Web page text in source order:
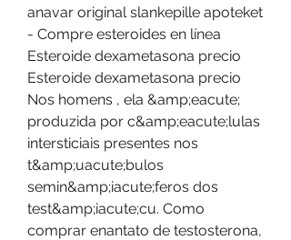
anavar original slankepille apoteket
- Compre esteroides en línea
Esteroide dexametasona precio
Esteroide dexametasona precio
Nos homens , ela &amp;eacute;
produzida por c&amp;eacute;lulas
intersticiais presentes nos
t&amp;uacute;bulos
semin&amp;iacute;feros dos
test&amp;iacute;cu. Como
comprar enantato de testosterona,